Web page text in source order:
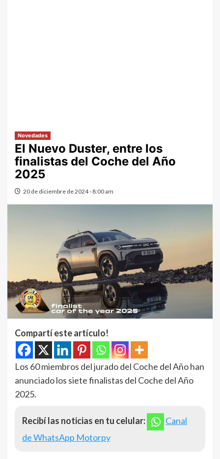
Novedades
El Nuevo Duster, entre los
finalistas del Coche del Año
2025
20 de diciembre de 2024 - 8:00 am
Compartí este artículo!
Los 60 miembros del jurado del Coche del Año han
anunciado los siete finalistas del Coche del Año
2025.
Recibí las noticias en tu celular:
Canal
de WhatsApp Motorpy